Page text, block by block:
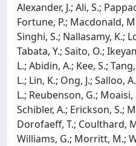
Alexander, J.; Ali, S.;
Fortune, P.; Macdonald,
Singhi, S.; Nallasamy, K.;
Tabata, Y.; Saito, O.;
L.; Abidin, A.; Kee, S.;
L.; Lin, K.; Ong, J.; Salloo,
L.; Reubenson, G.; Moaisi,
Schibler, A.; Erickson, S.;
Dorofaeff, T.; Coulthard,
Williams, G.; Morritt, M.;